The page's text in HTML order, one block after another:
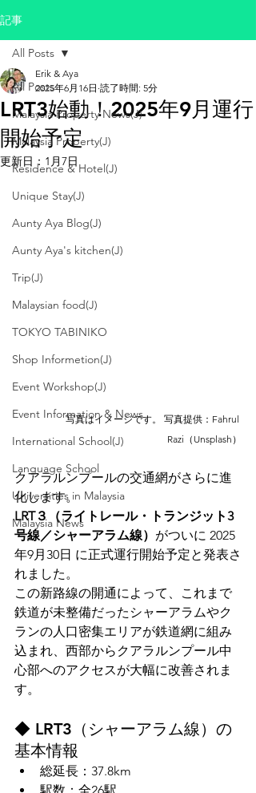
記事
All Posts
Malaysia Property News(J)
Malaysia Property(J)
Residence & Hotel(J)
Unique Stay(J)
Aunty Aya Blog(J)
Aunty Aya's kitchen(J)
Trip(J)
Malaysian food(J)
TOKYO TABINIKO
Shop Informetion(J)
Event Workshop(J)
Event Information & News
International School(J)
Language School
Universities in Malaysia
Malaysia News
All Posts
LRT3始動！2025年9月運行
開始予定
Erik & Aya
2025年6月16日 読了時間: 5分
更新日： 1月7日
写真はイメージです。 写真提供：Fahrul
Razi（Unsplash）
クアラルンプールの交通網がさらに進
化します。
LRT３（ライトレール・トランジット3
号線／シャーアラム線） がついに 2025
年9月30日 に正式運行開始予定と発表さ
れました。
この新路線の開通によって、これまで
鉄道が未整備だったシャーアラムやク
ランの人口密集エリアが鉄道網に組み
込まれ、西部からクアラルンプール中
心部へのアクセスが大幅に改善されま
す。
◆ LRT3（シャーアラム線）の
基本情報
総延長：37.8km